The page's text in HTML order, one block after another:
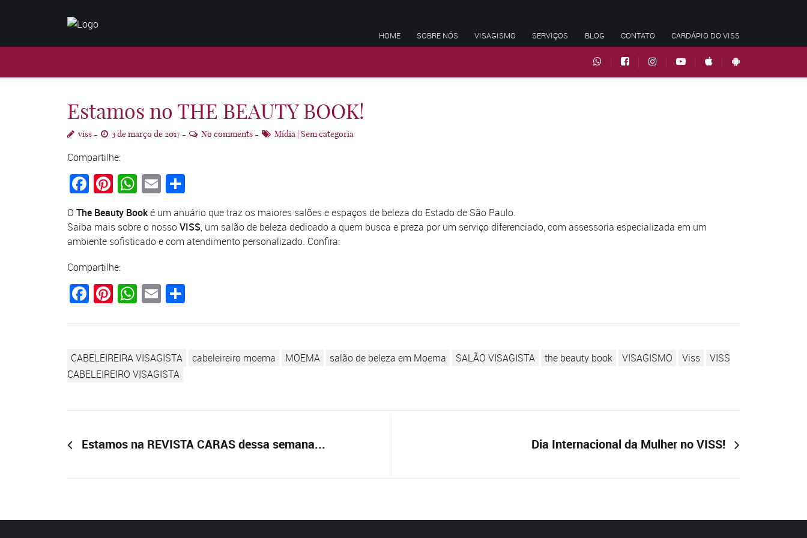
HOME SOBRE NÓS VISAGISMO SERVIÇOS BLOG CONTATO CARDÁPIO DO VISS
Estamos no THE BEAUTY BOOK!
viss 3 de março de 2017 No comments Mídia Sem categoria
Compartilhe:
Facebook
Pinterest
WhatsApp
Email
O The Beauty Booké um anuário que traz os maiores salões e espaços de beleza do Estado de São Paulo.
Saiba mais sobre o nossoVISS, um salão de beleza dedicado a quem busca e preza por um serviço diferenciado, com assessoria especializada em um
ambiente sofisticado e com atendimento personalizado. Confira:
Compartilhe:
Facebook
Pinterest
WhatsApp
Email
CABELEIREIRA VISAGISTA cabeleireiro moema MOEMA salão de beleza em Moema SALÃO VISAGISTA the beauty book VISAGISMO Viss
VISS
CABELEIREIRO VISAGISTA
Estamos na REVISTA CARAS dessa semana... Dia Internacional da Mulher no VISS!